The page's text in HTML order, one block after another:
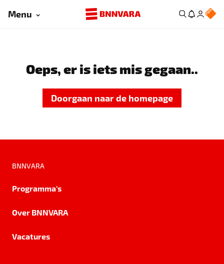
Menu
Oeps, er is iets mis gegaan..
Doorgaan naar de homepage
BNNVARA
Programma's
Over BNNVARA
Vacatures